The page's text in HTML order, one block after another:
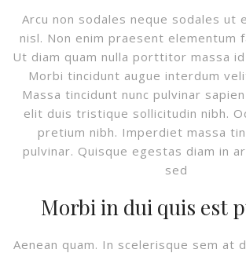
Arcu non sodales neque sodales ut
nisl. Non enim praesent elementum
Ut diam quam nulla porttitor massa id
Morbi tincidunt augue interdum
Massa tincidunt nunc pulvinar
elit duis tristique sollicitudin nibh.
pretium nibh. Imperdiet massa
pulvinar. Quisque egestas diam in
sed
Morbi in dui quis est
Aenean quam. In scelerisque sem at